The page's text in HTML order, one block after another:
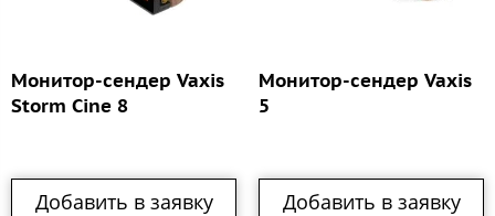
Монитор-сендер Vaxis
Storm Cine 8
Добавить в заявку
Монитор-сендер Vaxis
5
Добавить в заявку